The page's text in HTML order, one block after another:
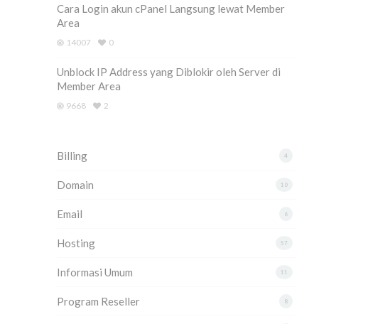
Cara Login akun cPanel Langsung lewat Member
Area
14007 0
Unblock IP Address yang Diblokir oleh Server di
Member Area
9668 2
4
Billing
10
Domain
6
Email
57
Hosting
11
Informasi Umum
8
Program Reseller